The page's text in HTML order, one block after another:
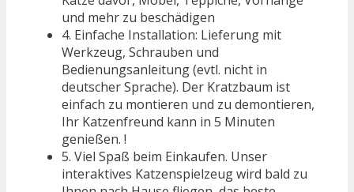
und mehr zu beschädigen
4. Einfache Installation: Lieferung mit
Werkzeug, Schrauben und
Bedienungsanleitung (evtl. nicht in
deutscher Sprache). Der Kratzbaum ist
einfach zu montieren und zu demontieren,
Ihr Katzenfreund kann in 5 Minuten
genießen. !
5. Viel Spaß beim Einkaufen. Unser
interaktives Katzenspielzeug wird bald zu